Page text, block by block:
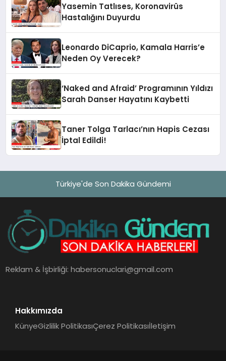
Yasemin Tatlıses, Koronavirüs
Hastalığını Duyurdu
Leonardo DiCaprio, Kamala Harris’e
Neden Oy Verecek?
‘Naked and Afraid’ Programının Yıldızı
Sarah Danser Hayatını Kaybetti
Taner Tolga Tarlacı’nın Hapis Cezası
İptal Edildi!
Türkiye'de Son Dakika Gündemi
Reklam & İşbirliği:habersonuclari@gmail.com
Hakkımızda
KünyeGizlilik PolitikasıÇerez Politikasıİletişim